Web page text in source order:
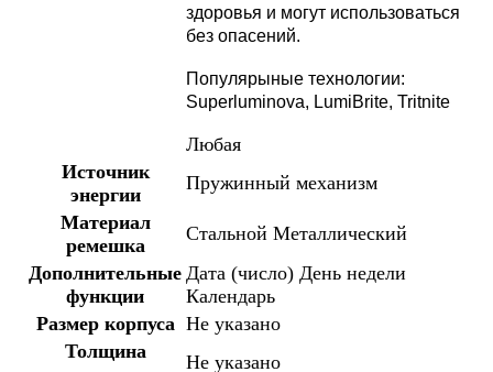
здоровья и могут использоваться
без опасений.
Популярыные технологии:
Superluminova, LumiBrite, Tritnite
Любая
Источник
энергии
Пружинный механизм
Материал
ремешка
Стальной Металлический
Дополнительные
функции
Дата (число) День недели
Календарь
Размер корпуса Не указано
Толщина
Не указано